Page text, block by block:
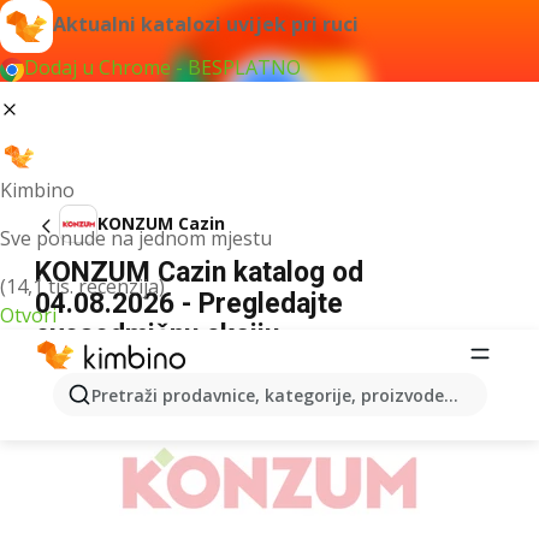
Aktualni katalozi uvijek pri ruci
Dodaj u Chrome - BESPLATNO
Kimbino
Sve ponude na jednom mjestu
(14,1 tis. recenzija)
Otvori
Pretraži prodavnice, kategorije, proizvode...
KONZUM Cazin
KONZUM Cazin katalog od
04.08.2026 - Pregledajte
ovosedmičnu akciju